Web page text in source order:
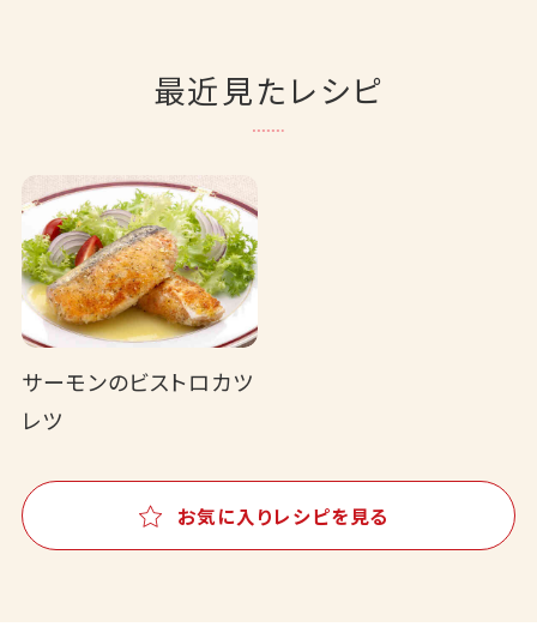
最近見たレシピ
サーモンのビストロカツ
レツ
お気に入りレシピを見る